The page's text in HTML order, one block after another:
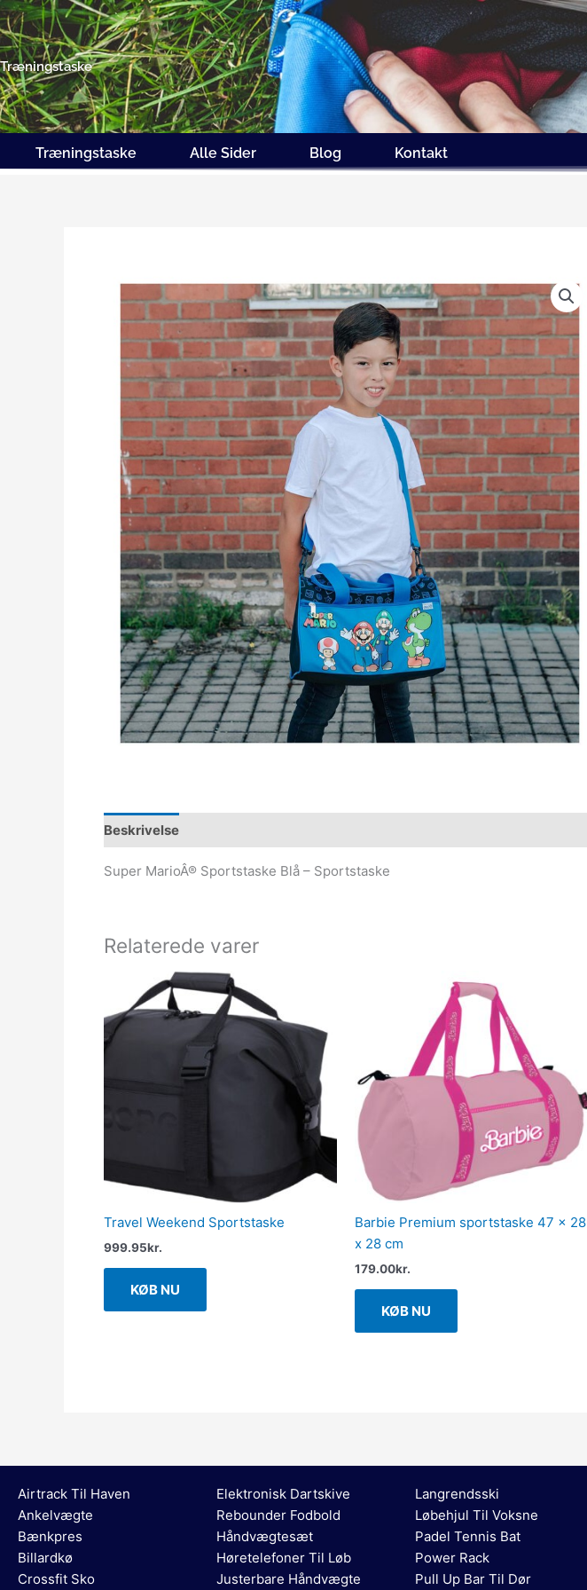
Gå
til
indholdet
Træningstaske
Træningstaske Alle Sider Blog Kontakt
Beskrivelse
Super MarioÂ® Sportstaske Blå – Sportstaske
Relaterede varer
Travel Weekend Sportstaske
999.95kr.
KØB NU
Barbie Premium sportstaske 47 x 28
x 28 cm
179.00kr.
KØB NU
Airtrack Til Haven
Ankelvægte
Bænkpres
Billardkø
Crossfit Sko
Elektronisk Dartskive
Rebounder Fodbold
Håndvægtesæt
Høretelefoner Til Løb
Justerbare Håndvægte
Langrendsski
Løbehjul Til Voksne
Padel Tennis Bat
Power Rack
Pull Up Bar Til Dør